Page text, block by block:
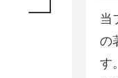
当
の
す。